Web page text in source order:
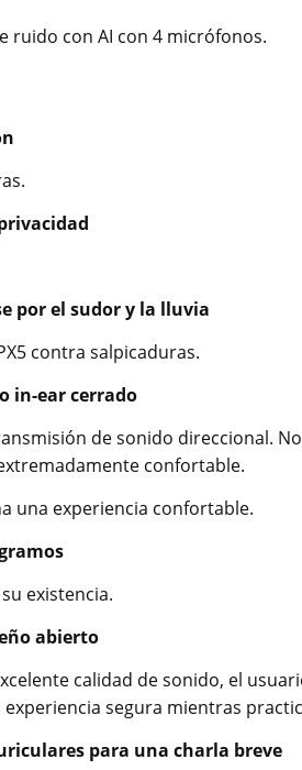
ruido con AI con 4 micrófonos.
por el sudor y la lluvia
contra salpicaduras.
in-ear cerrado
de sonido direccional.
confortable.
una experiencia confortable.
existencia.
abierto
calidad de sonido, el
segura mientras
para una charla breve